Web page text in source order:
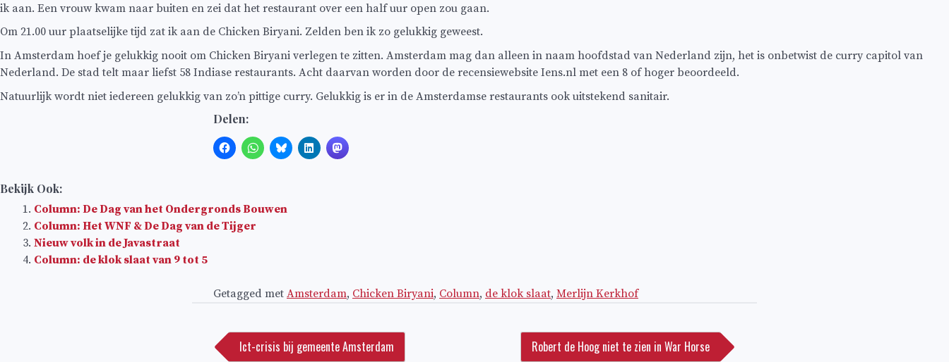
ik aan. Een vrouw kwam naar buiten en zei dat het restaurant over een half uur open zou gaan.
Om 21.00 uur plaatselijke tijd zat ik aan de Chicken Biryani. Zelden ben ik zo gelukkig geweest.
In Amsterdam hoef je gelukkig nooit om Chicken Biryani verlegen te zitten. Amsterdam mag dan alleen in naam hoofdstad van Nederland zijn, het is onbetwist de curry capitol van
Nederland. De stad telt maar liefst 58 Indiase restaurants. Acht daarvan worden door de recensiewebsite Iens.nl met een 8 of hoger beoordeeld.
Natuurlijk wordt niet iedereen gelukkig van zo’n pittige curry. Gelukkig is er in de Amsterdamse restaurants ook uitstekend sanitair.
Delen:
Bekijk Ook:
Column: De Dag van het Ondergronds Bouwen
Column: Het WNF & De Dag van de Tijger
Nieuw volk in de Javastraat
Column: de klok slaat van 9 tot 5
Getagged met Amsterdam, Chicken Biryani, Column, de klok slaat, Merlijn Kerkhof
navigatie
Ict-crisis bij gemeente Amsterdam Robert de Hoog niet te zien in War Horse